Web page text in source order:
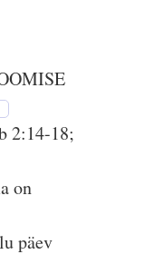
2:14-18;
on
päev